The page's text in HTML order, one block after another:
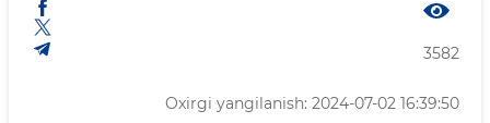
3582
Oxirgi yangilanish: 2024-07-02 16:39:50